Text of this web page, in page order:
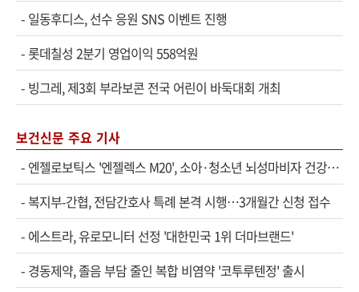
- 일동후디스, 선수 응원 SNS 이벤트 진행
-롯데칠성 2분기 영업이익 558억원
- 빙그레, 제3회 부라보콘 전국 어린이 바둑대회 개최
보건신문 주요 기사
- 엔젤로보틱스 '엔젤렉스 M20', 소아·청소년 뇌성마비자 건강보험 확대 적용
- 복지부-간협, 전담간호사 특례 본격 시행…3개월간 신청 접수
- 에스트라, 유로모니터 선정 '대한민국 1위 더마브랜드'
- 경동제약, 졸음 부담 줄인 복합 비염약 '코투루텐정' 출시